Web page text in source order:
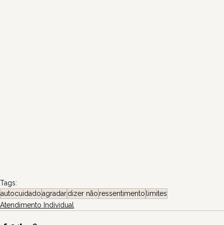
Tags:
autocuidadoagradardizer não ressentimento limites
Atendimento Individual